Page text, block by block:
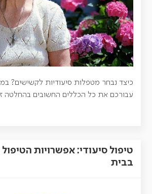
כיצד נבחר מטפלות סיעודיות לקשישים?
עבורכם את כל הכללים החשובים בהחלטה
טיפול סיעודי: אפשרויות
בבית